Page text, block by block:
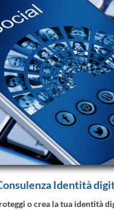
Identità
o crea la tua identità